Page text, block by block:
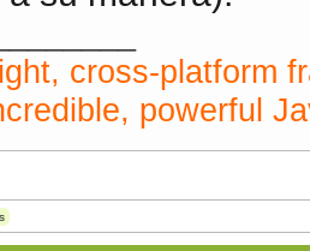
cross-platform
powerful